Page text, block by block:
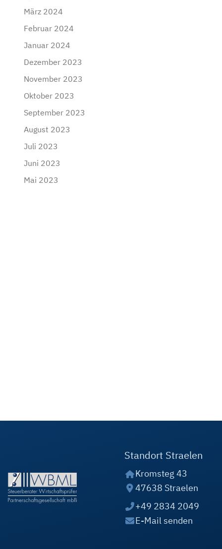
März 2024
Februar 2024
Januar 2024
Dezember 2023
November 2023
Oktober 2023
September 2023
August 2023
Juli 2023
Juni 2023
Mai 2023
Standort Straelen
Kromsteg 43
47638 Straelen
+49 2834 2049
E-Mail senden